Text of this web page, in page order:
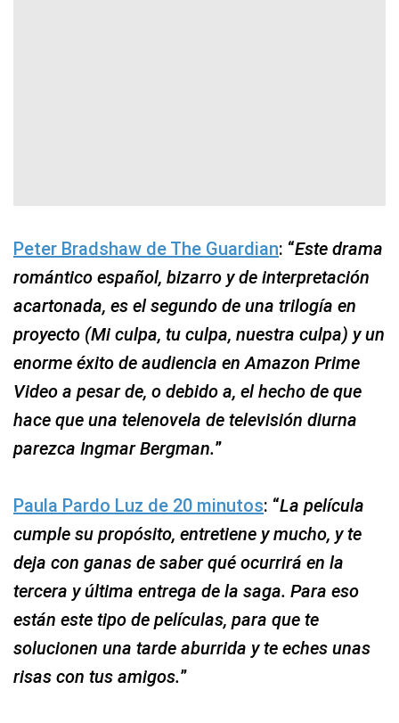
Peter Bradshaw de The Guardian: “Este drama
romántico español, bizarro y de interpretación
acartonada, es el segundo de una trilogía en
proyecto (Mi culpa, tu culpa, nuestra culpa) y un
enorme éxito de audiencia en Amazon Prime
Video a pesar de, o debido a, el hecho de que
hace que una telenovela de televisión diurna
parezca Ingmar Bergman.”
Paula Pardo Luz de 20 minutos: “La película
cumple su propósito, entretiene y mucho, y te
deja con ganas de saber qué ocurrirá en la
tercera y última entrega de la saga. Para eso
están este tipo de películas, para que te
solucionen una tarde aburrida y te eches unas
risas con tus amigos.”